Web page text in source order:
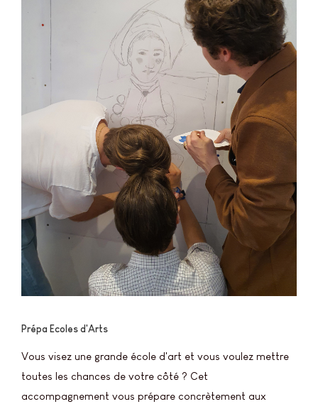
Prépa Ecoles d'Arts
Vous visez une grande école d'art et vous voulez mettre
toutes les chances de votre côté ? Cet
accompagnement vous prépare concrètement aux